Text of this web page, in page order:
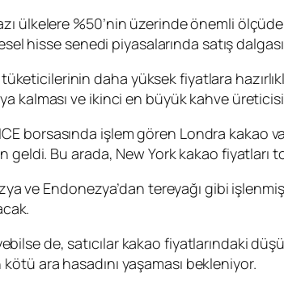
ülkelere %50’nin üzerinde önemli
hisse senedi piyasalarında satış
daha yüksek fiyatlara
kalması ve ikinci en büyük kahve
borsasında işlem gören Londra kakao
geldi. Bu arada, New York kakao fiyatları
ve Endonezya’dan tereyağı gibi
de, satıcılar kakao fiyatlarındaki
ara hasadını yaşaması bekleniyor.